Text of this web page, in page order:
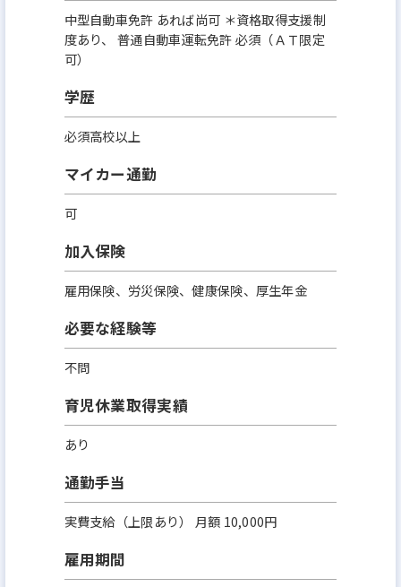
中型自動車免許 あれば尚可 ＊資格取得支援制
度あり、 普通自動車運転免許 必須（ＡＴ限定
可）
学歴
必須高校以上
マイカー通勤
可
加入保険
雇用保険、労災保険、健康保険、厚生年金
必要な経験等
不問
育児休業取得実績
あり
通勤手当
実費支給（上限あり） 月額 10,000円
雇用期間